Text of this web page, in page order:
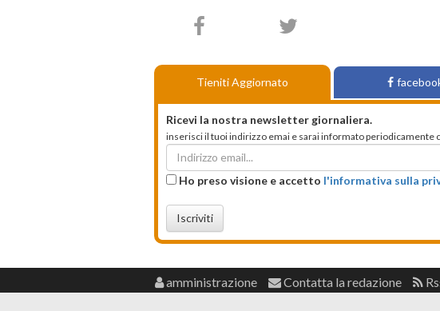
Tieniti Aggiornato
Ricevi la nostra newsletter giornaliera.
inserisci il tuoi indirizzo emai e sarai informato periodicamente
Ho preso visione e accetto l'informativa sulla
Iscriviti
amministrazione Contatta la redazione